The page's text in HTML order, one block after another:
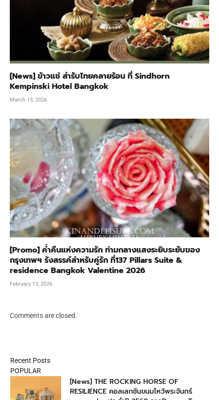
[News] ข้าวแช่ สำรับไทยคลายร้อน ที่ Sindhorn
Kempinski Hotel Bangkok
March 13, 2026
[Promo] ค่ำคืนแห่งความรัก ท่ามกลางแสงระยิบระยับของ
กรุงเทพฯ รังสรรค์สำหรับคู่รัก ที่137 Pillars Suite &
residence Bangkok Valentine 2026
February 13, 2026
Comments are closed.
Recent Posts
POPULAR
[News] THE ROCKING HORSE OF
RESILIENCE คอลเลกชันขนมไหว้พระจันทร์